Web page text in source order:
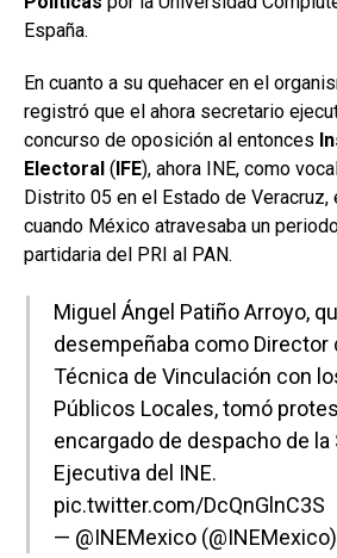
España.
En cuanto a su quehacer en el
registró que el ahora secretario
concurso de oposición al entonces
Electoral ( IFE), ahora INE, como
Distrito 05 en el Estado de Veracruz,
cuando México atravesaba un
partidaria del PRI al PAN.
Miguel Ángel Patiño Arroyo,
desempeñaba como Director
Técnica de Vinculación con
Públicos Locales, tomó
encargado de despacho de la
Ejecutiva del INE.
pic.twitter.com/DcQnGlnC3S
— @INEMexico (@INEMexico)